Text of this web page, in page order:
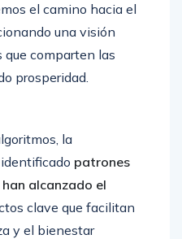
el camino hacia el
una visión
que comparten las
prosperidad.
la
patrones
alcanzado el
clave que facilitan
y el bienestar